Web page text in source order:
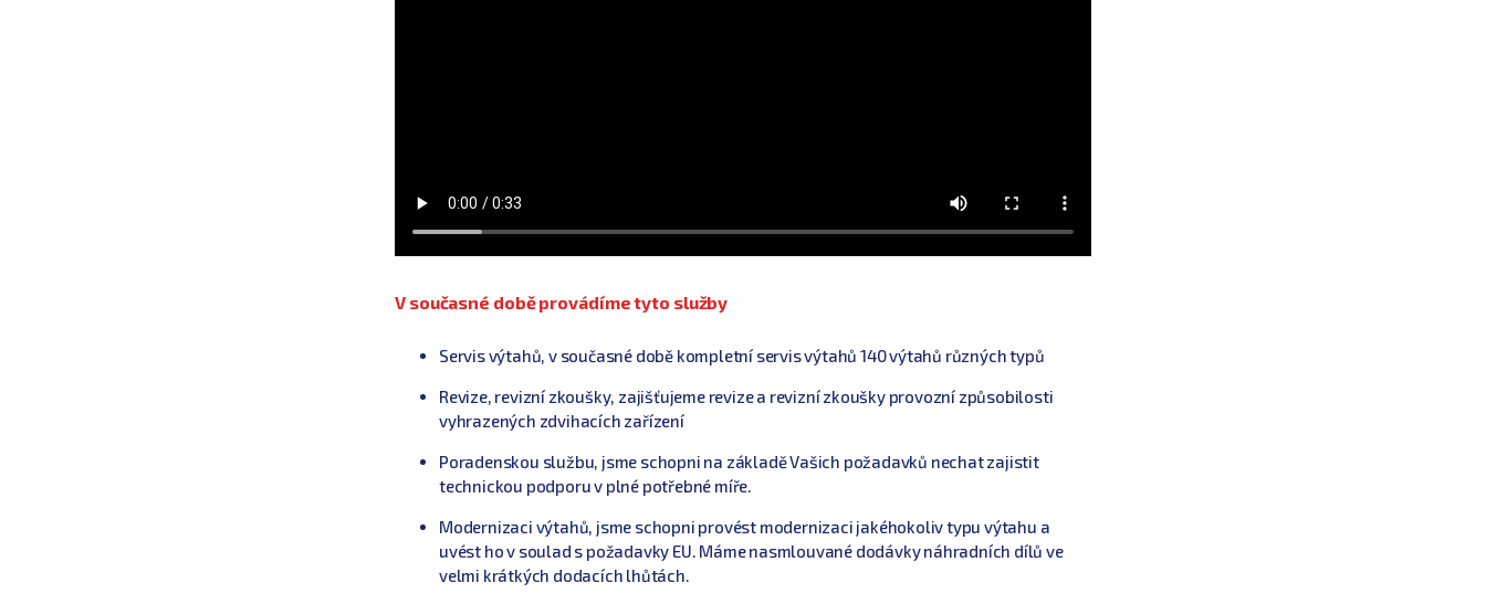
V současné době provádíme tyto služby
Servis výtahů, v současné době kompletní servis výtahů 140výtahů různých typů
Revize, revizní zkoušky, zajišťujeme revize a revizní zkoušky provozní způsobilosti
vyhrazených zdvihacích zařízení
Poradenskou službu, jsme schopni na základě Vašich požadavků nechat zajistit
technickou podporu v plné potřebné míře.
Modernizaci výtahů, jsme schopni provést modernizaci jakéhokoliv typu výtahu a
uvést ho v soulad s požadavky EU. Máme nasmlouvané dodávky náhradních dílů ve
velmi krátkých dodacích lhůtách.